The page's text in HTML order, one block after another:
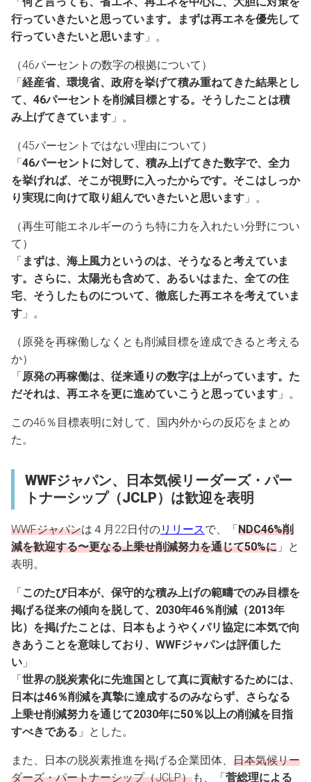
行っていきたいと思っています。まずは再エネを優先して
行っていきたいと思います 」。
（46パーセントの数字の根拠について）
「経産省、環境省、政府を挙げて積み重ねてきた結果とし
て、46パーセントを削減目標とする。そうしたことは積
み上げてきています 」。
（45パーセントではない理由について）
「46パーセントに対して、積み上げてきた数字で、全力
を挙げれば、そこが視野に入ったからです。そこはしっか
り実現に向けて取り組んでいきたいと思います 」。
（再生可能エネルギーのうち特に力を入れたい分野につい
て）
「 まずは、海上風力というのは、そうなると考えていま
す。さらに、太陽光も含めて、あるいはまた、全ての住
宅、そうしたものについて、徹底した再エネを考えていま
す 」。
（原発を再稼働しなくとも削減目標を達成できると考える
か）
「原発の再稼働は、従来通りの数字は上がっています。た
だそれは、再エネを更に進めていこうと思っています 」。
この46％目標表明に対して、国内外からの反応をまとめ
た。
WWFジャパン、日本気候リーダーズ・パー
トナーシップ（JCLP）は歓迎を表明
WWFジャパンは４月22日付のリリースで、「NDC46%削
減を歓迎する〜更なる上乗せ削減努力を通じて50%に 」と
表明。
「このたび日本が、保守的な積み上げの範疇でのみ目標を
掲げる従来の傾向を脱して、2030年46％削減（2013年
比）を掲げたことは、日本もようやくパリ協定に本気で向
きあうことを意味しており、WWFジャパンは評価した
い 」
「世界の脱炭素化に先進国として真に貢献するためには、
日本は46％削減を真摯に達成するのみならず、さらなる
上乗せ削減努力を通じて2030年に50％以上の削減を目指
すべきである 」とした。
また、日本の脱炭素推進を掲げる企業団体、 日本気候リー
ダーズ・パートナーシップ（JCLP）も、「菅総理による